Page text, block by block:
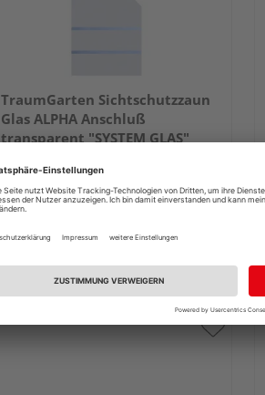
TraumGarten Sichtschutzzaun
Glas ALPHA Anschluß
transparent "SYSTEM GLAS"
rechts